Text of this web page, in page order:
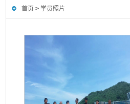
首页 > 学员照片